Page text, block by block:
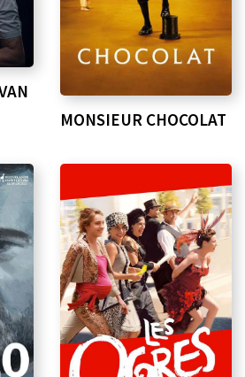
MONSIEUR CHOCOLAT